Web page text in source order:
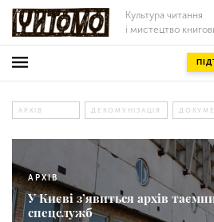
Культура читання
і мистецтво
АРХІВ ДЕКОМУНІЗАЦІЯ
АРХІВ
У Києві з’явиться архів
спецслужб